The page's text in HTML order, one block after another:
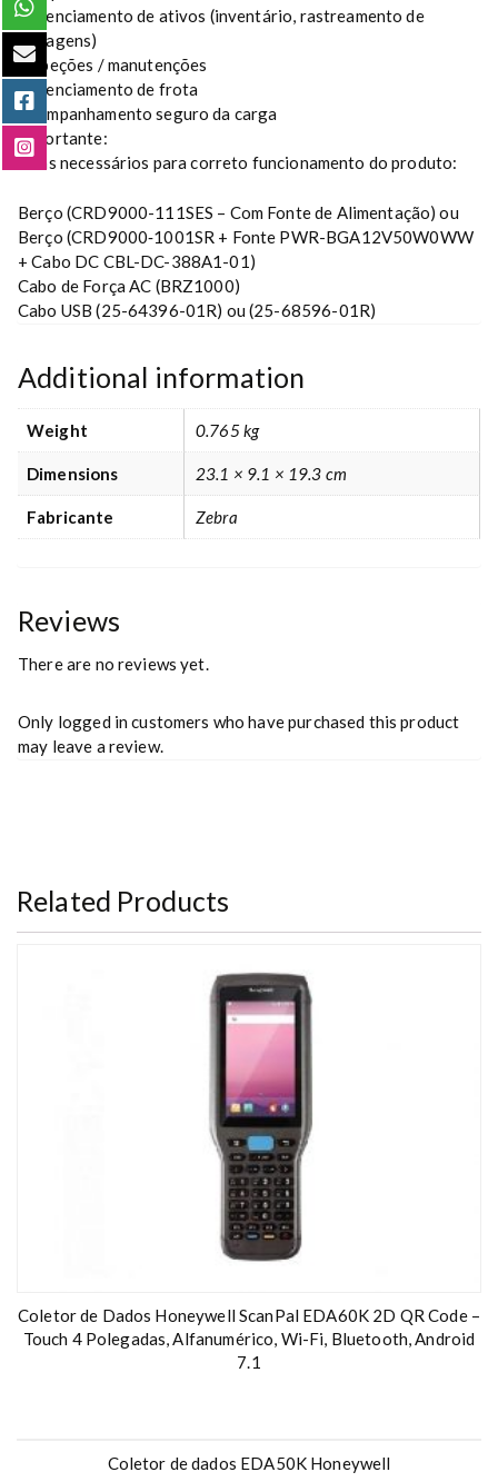
Gerenciamento de ativos (inventário, rastreamento de
bagagens)
Inspeções / manutenções
Gerenciamento de frota
Acompanhamento seguro da carga
Importante:
Itens necessários para correto funcionamento do produto:
Berço (CRD9000-111SES – Com Fonte de Alimentação) ou
Berço (CRD9000‐1001SR + Fonte PWR-BGA12V50W0WW
+ Cabo DC CBL-DC-388A1-01)
Cabo de Força AC (BRZ1000)
Cabo USB (25-64396-01R) ou (25-68596-01R)
Additional information
Weight 0.765 kg
Dimensions 23.1 × 9.1 × 19.3 cm
Fabricante Zebra
Reviews
There are no reviews yet.
Only logged in customers who have purchased this product
may leave a review.
Related Products
Coletor de Dados Honeywell ScanPal EDA60K 2D QR Code –
Touch 4 Polegadas, Alfanumérico, Wi-Fi, Bluetooth, Android
7.1
Coletor de dados EDA50K Honeywell